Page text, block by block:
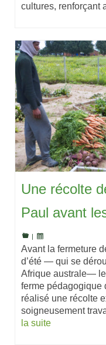
cultures, renforçant
Une récolte
Paul avant
Avant la fermeture
d’été — qui se
Afrique australe—
ferme pédagogique
réalisé une récolte
soigneusement
la suite